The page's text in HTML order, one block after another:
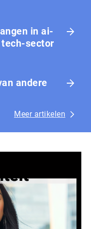
in ai-
sector
andere
Meer artikelen